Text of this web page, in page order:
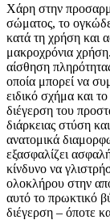
Χάρη στην
σώματος, το
κατά τη χρήση και
μακροχρόνια
αίσθηση
οποία μπορεί να
ειδικό σχήμα και
διέγερση του
διάρκειας στύση
ανατομικά
εξασφαλίζει
κίνδυνο να
ολοκλήρου στην
αυτό το πρωκτικό
διέγερση – όποτε